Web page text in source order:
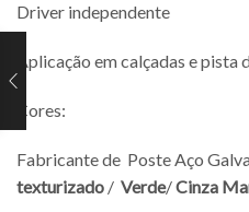
Driver independente
Aplicação em calçadas e
Cores:
Fabricante de Poste Aço
texturizado / Verde/Cinza